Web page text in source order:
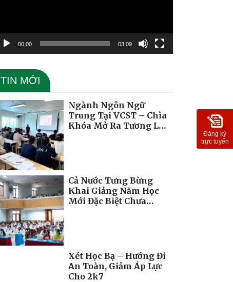
00:00 03:09
TIN MỚI
Ngành Ngôn Ngữ
Trung Tại VCST – Chìa
Khóa Mở Ra Tương Lai
Cả Nước Tưng Bừng
Khai Giảng Năm Học
Mới Đặc Biệt Chưa
Xét Học Bạ – Hướng Đi
An Toàn, Giảm Áp Lực
Cho 2k7
Đăng ký
trực tuyến